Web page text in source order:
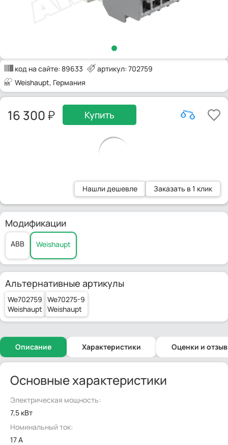
код на сайте: 89633
артикул: 702759
Weishaupt, Германия
16 300 Купить
Нашли дешевле Заказать в 1 клик
Модификации
ABB Weishaupt
Альтернативные артикулы
We702759
Weishaupt
We70275-9
Weishaupt
Описание Характеристики Оценки и
Основные характеристики
Электрическая мощность:
7,5 кВт
Номинальный ток:
17 А